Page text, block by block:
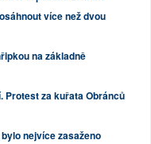
více než dvou
na základně
Protest za kuřata Obránců
nejvíce zasaženo